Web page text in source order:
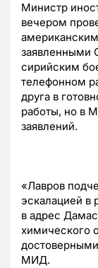
Министр
вечером
заявленными
сирийским
телефонном
друга в
работы, но в
заявлений.
«Лавров
эскалацией в
в адрес
химического
МИД.